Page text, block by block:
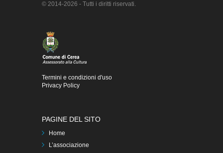
© 2014-2026 - Tutti i diritti riservati.
Termini e condizioni d'uso
Privacy Policy
PAGINE DEL SITO
Home
L’associazione